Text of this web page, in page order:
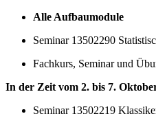
Alle Aufbaumodule
Seminar 13502290
Fachkurs, Seminar und
In der Zeit vom 2. bis 7.
Seminar 13502219